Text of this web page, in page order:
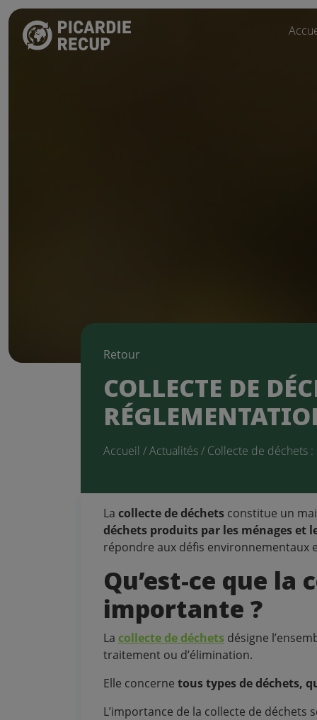
Retour
COLLECTE DE
Accueil /Actualités/ Collecte de déchets
La collecte de déchets constitue un
déchets produits par les ménages et
répondre aux défis environnementaux
Qu’est-ce que
importante ?
La collecte de déchets désigne
traitement ou d’élimination.
Elle concerne tous types de déchets,
L’importance de la collecte de déchets